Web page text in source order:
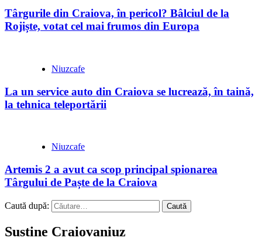
Târgurile din Craiova, în pericol? Bâlciul de la
Rojiște, votat cel mai frumos din Europa
Niuzcafe
La un service auto din Craiova se lucrează, în taină,
la tehnica teleportării
Niuzcafe
Artemis 2 a avut ca scop principal spionarea
Târgului de Paște de la Craiova
Caută după:
Sustine Craiovaniuz